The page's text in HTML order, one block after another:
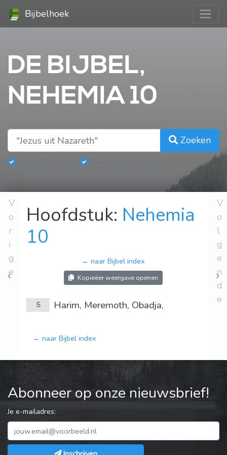
Bijbelhoek
DE BIJBEL,
NEHEMIA 10
Zoeken
V
o
r
i
g
e
Hoofdstuk: Nehemia
10
← naar Bijbel index
Kopieëer weergave openen
5 Harim, Meremoth, Obadja,
← naar Bijbel index
V
o
l
g
e
n
d
e
Abonneer op onze nieuwsbrief!
Je e-mailadres: